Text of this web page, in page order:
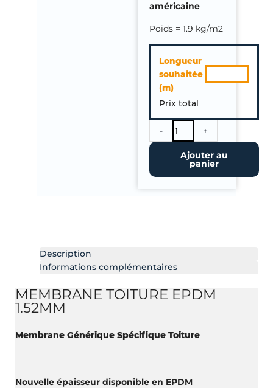
américaine
Poids = 1.9 kg/m2
Longueur
souhaitée
(m)
Prix total
-
Membrane
Toiture
EPDM
Ep
1.52mm
–
Largeur
3.05
+
Ajouter au
panier
Description
Informations complémentaires
MEMBRANE TOITURE EPDM
1.52MM
Membrane Générique Spécifique Toiture
Nouvelle épaisseur disponible en EPDM